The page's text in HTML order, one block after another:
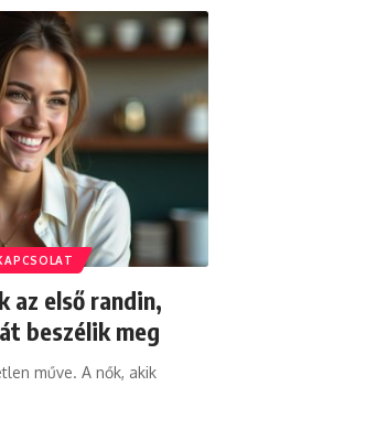
az első randin,
beszélik meg
műve. A nők, akik